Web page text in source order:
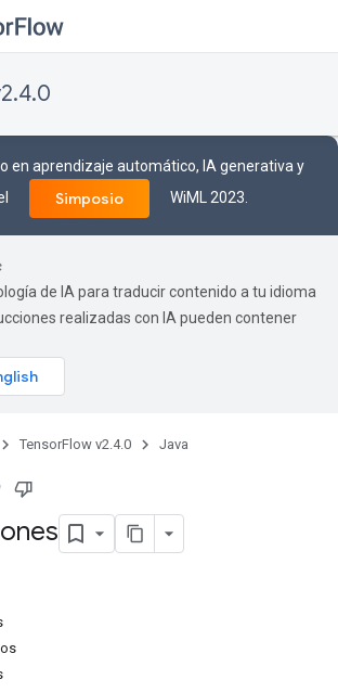
en aprendizaje automático, IA generativa y
Simposio WiML 2023.
de IA para traducir contenido a tu idioma
realizadas con IA pueden contener
TensorFlow v2.4.0 Java